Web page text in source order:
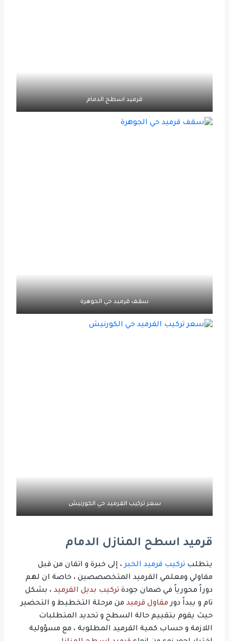
قرميد اسطح الدمام
سقف قرميد حي الجوهرة
سعر تركيب القرميد حي الكورنيش
قرميد اسطح المنازل الدمام
يتطلب تركيب قرميد الخبر، إلى خبرة و اتقان من قبل
مقاولي ومعلمي القرميد المتخصصصين ، خاصة ان لهم
دوراً محورياً في ضمان جودة تركيب بديل القرميد ، بشكل
تام و يبداً دورمقاول قرميد من مرحلة التخطيط و التحضير
حيث يقوم بتقييم حالة السطح و تحديد المتطلبات
اللازمة و حساب كمية القرميد المطلوبة ، مع مسؤولية